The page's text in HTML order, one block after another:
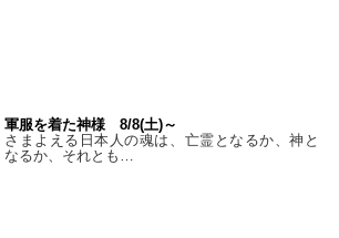
軍服を着た神様 8/8(土)～
さまよえる日本人の魂は、亡霊となるか、神と
なるか、それとも…